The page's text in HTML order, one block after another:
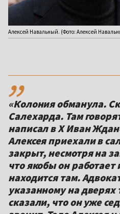
Алексей Навальный. (Фото: Алексей
,,
«Колония обманула.
Салехарда. Там
написал в Х Иван
Алексея приехали в
закрыт, несмотря на
что якобы он
находится там.
указанному на
сказали, что он уже